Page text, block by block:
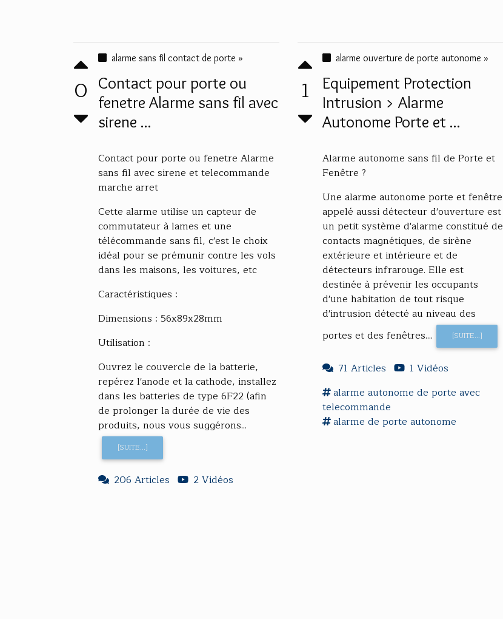
0
alarme sans fil contact de porte »
Contact pour porte ou
fenetre Alarme sans fil avec
sirene ...
Contact pour porte ou fenetre Alarme
sans fil avec sirene et telecommande
marche arret
Cette alarme utilise un capteur de
commutateur à lames et une
télécommande sans fil, c'est le choix
idéal pour se prémunir contre les vols
dans les maisons, les voitures, etc
Caractéristiques :
Dimensions : 56x89x28mm
Utilisation :
Ouvrez le couvercle de la batterie,
repérez l'anode et la cathode, installez
dans les batteries de type 6F22 (afin
de prolonger la durée de vie des
produits, nous vous suggérons...
[SUITE...]
206 Articles 2 Vidéos
1
alarme ouverture de porte autonome »
Equipement Protection
Intrusion > Alarme
Autonome Porte et ...
Alarme autonome sans fil de Porte et
Fenêtre ?
Une alarme autonome porte et fenêtre
appelé aussi détecteur d'ouverture est
un petit système d'alarme constitué de
contacts magnétiques, de sirène
extérieure et intérieure et de
détecteurs infrarouge. Elle est
destinée à prévenir les occupants
d'une habitation de tout risque
d'intrusion détecté au niveau des
portes et des fenêtres....
[SUITE...]
71 Articles
1 Vidéos
alarme autonome de porte avec
telecommande
alarme de porte autonome